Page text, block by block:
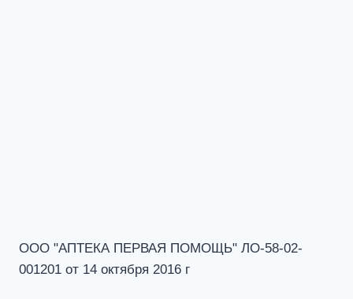
ООО "АПТЕКА ПЕРВАЯ ПОМОЩЬ" ЛО-58-02-
001201 от 14 октября 2016 г